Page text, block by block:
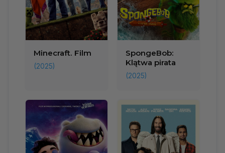
Minecraft. Film
(2025)
SpongeBob:
Klątwa pirata
(2025)